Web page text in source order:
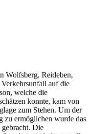
Wolfsberg, Reideben,
auf die
welche die
konnte, kam von
zum Stehen. Um der
zu ermöglichen wurde das
Die